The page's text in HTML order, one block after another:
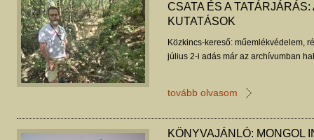
CSATA ÉS A
KUTATÁSOK
Közkincs-kereső: műemlékvédelem,
július 2-i adás már az archívumban
tovább olvasom
KÖNYVAJÁNLÓ: MONGOL